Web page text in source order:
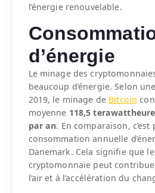
l’énergie renouvelable.
d’énergie
Le minage des
beaucoup d’énergie. Selon
2019, le minage de Bitcoin
moyenne 118,5
par an. En comparaison, c’est
consommation annuelle
Danemark. Cela signifie que
cryptomonnaie peut
l’air et à l’accélération du